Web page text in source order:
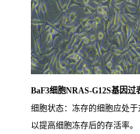
BaF3细胞NRAS-G12S基因过
细胞状态：冻存的细胞应处
以提高细胞冻存后的存活率。